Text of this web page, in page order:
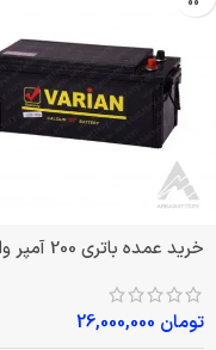
خرید عمده باتری 200 آمپر واریان
تومان